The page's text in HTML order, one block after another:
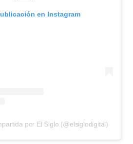
en Instagram
por El Siglo (@elsiglodigital)